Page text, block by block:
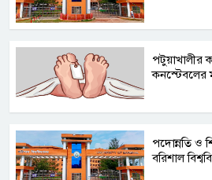
পটুয়াখালীর
কনস্টেবলের
পদোন্নতি ও
বরিশাল